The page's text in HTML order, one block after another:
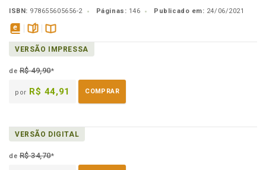
ISBN: 978655605656-2 Páginas: 146 Publicado em: 24/06/2021
disponível
em
páginasDisponível
na
VERSÃO IMPRESSA
deR$ 49,90*
por R$ 44,91 COMPRAR
VERSÃO DIGITAL
deR$ 34,70*